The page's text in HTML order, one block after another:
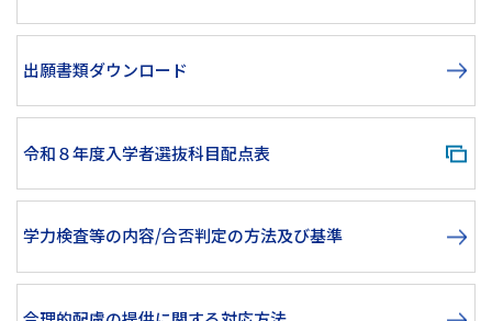
出願書類ダウンロード
令和８年度入学者選抜科目配点表
学力検査等の内容/合否判定の方法及び基準